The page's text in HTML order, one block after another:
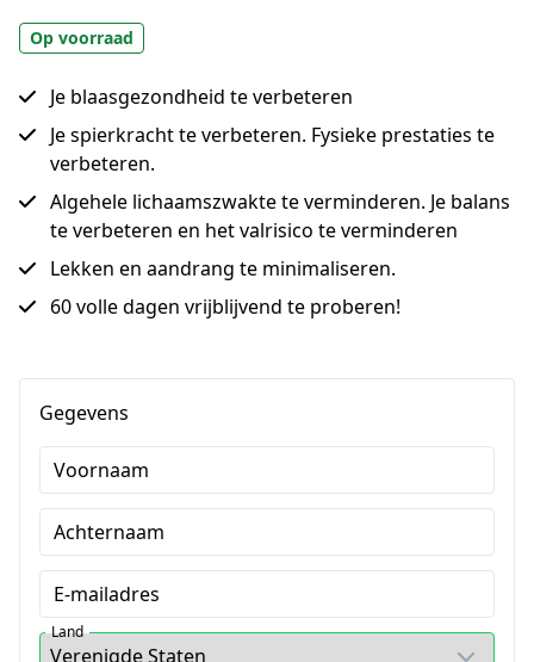
Op voorraad
Je blaasgezondheid te verbeteren
Je spierkracht te verbeteren. Fysieke prestaties te
verbeteren.
Algehele lichaamszwakte te verminderen. Je balans
te verbeteren en het valrisico te verminderen
Lekken en aandrang te minimaliseren.
60 volle dagen vrijblijvend te proberen!
Gegevens
Voornaam
Achternaam
E-mailadres
Land